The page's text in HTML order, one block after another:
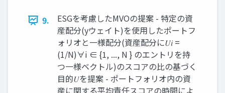
9.
ESGを考慮したMVOの提案 - 特定の資
産配分(yウェイト)を使用したポートフ
ォリオと一様配分(資産配分に𝑈𝑖 =
(1/N)∀i ∈ {1, ..., N } のエントリを持
つ一様ベクトル)のスコアの比の基づく
目的𝑈を提案 - ポートフォリオ内の資